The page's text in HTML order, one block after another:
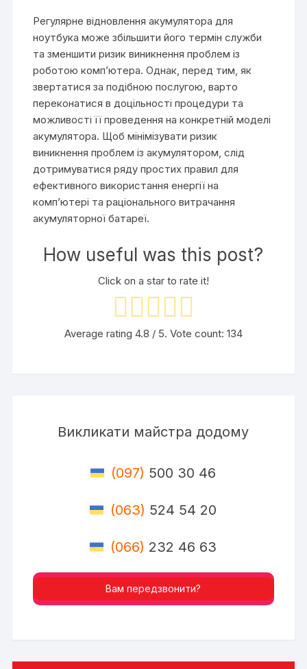
Регулярне відновлення акумулятора для
ноутбука може збільшити його термін служби
та зменшити ризик виникнення проблем із
роботою комп’ютера. Однак, перед тим, як
звертатися за подібною послугою, варто
переконатися в доцільності процедури та
можливості її проведення на конкретній моделі
акумулятора. Щоб мінімізувати ризик
виникнення проблем із акумулятором, слід
дотримуватися ряду простих правил для
ефективного використання енергії на
комп’ютері та раціонального витрачання
акумуляторної батареї.
How useful was this post?
Click on a star to rate it!
Average rating 4.8 / 5. Vote count: 134
Викликати майстра додому
(097) 500 30 46
(063) 524 54 20
(066) 232 46 63
Вам передзвонити?